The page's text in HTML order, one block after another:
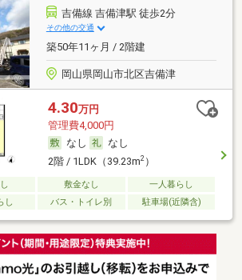
吉備線 吉備津駅 徒歩2分
その他の交通
築50年11ヶ月 / 2階建
岡山県岡山市北区吉備津
4.30万円
管理費4,000円
なし
なし
2階 / 1LDK（39.23m2）
敷金なし
一人暮らし
し
バス・トイレ別 駐車場(近隣含)